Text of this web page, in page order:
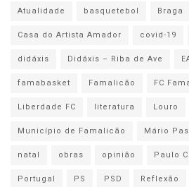
Atualidade
basquetebol Braga
Casa do Artista Amador
covid-19
didáxis
Didáxis – Riba de Ave
famabasket
Famalicão FC
Liberdade FC
literatura
Louro
Município de Famalicão
Mário
natal
obras opinião Paulo
Portugal
PS PSD Reflexão